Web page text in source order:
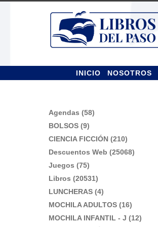
Ir
la
navegación
Ir
contenido
INICIO NOSOTROS
Agendas (58)
BOLSOS (9)
CIENCIA FICCIÓN (210)
Descuentos Web (25068)
Juegos (75)
Libros (20531)
LUNCHERAS (4)
MOCHILA ADULTOS (16)
MOCHILA INFANTIL - J (12)